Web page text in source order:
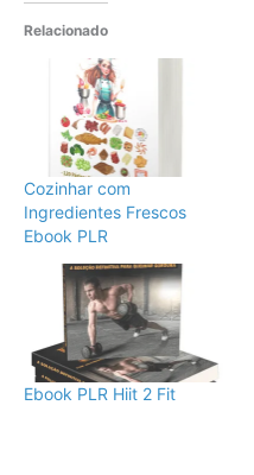
Relacionado
Cozinhar com
Ingredientes Frescos
Ebook PLR
Ebook PLR Hiit 2 Fit